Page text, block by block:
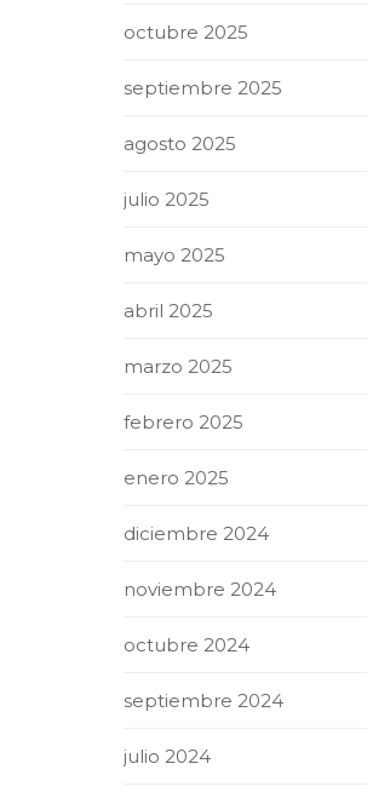
octubre 2025
septiembre 2025
agosto 2025
julio 2025
mayo 2025
abril 2025
marzo 2025
febrero 2025
enero 2025
diciembre 2024
noviembre 2024
octubre 2024
septiembre 2024
julio 2024